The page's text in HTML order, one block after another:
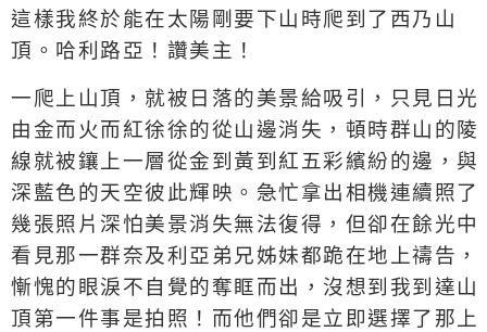
這樣我終於能在太陽剛要下山時爬到了西乃山
頂。哈利路亞！讚美主！
一爬上山頂，就被日落的美景給吸引，只見日光
由金而火而紅徐徐的從山邊消失，頓時群山的陵
線就被鑲上一層從金到黃到紅五彩繽紛的邊，與
深藍色的天空彼此輝映。急忙拿出相機連續照了
幾張照片深怕美景消失無法復得，但卻在餘光中
看見那一群奈及利亞弟兄姊妹都跪在地上禱告，
慚愧的眼淚不自覺的奪眶而出，沒想到我到達山
頂第一件事是拍照！而他們卻是立即選擇了那上